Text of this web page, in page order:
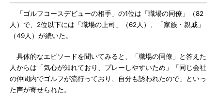
「ゴルフコースデビューの相手」の1位は「職場の同僚」（82
人）で、2位以下には「職場の上司」（62人）、「家族・親戚」
（49人）が続いた。
具体的なエピソードを聞いてみると、「職場の同僚」と答えた
人からは「気心が知れており、プレーしやすいため」「同じ会社
の仲間内でゴルフが流行っており、自分も誘われたので」といっ
た声が寄せられた。